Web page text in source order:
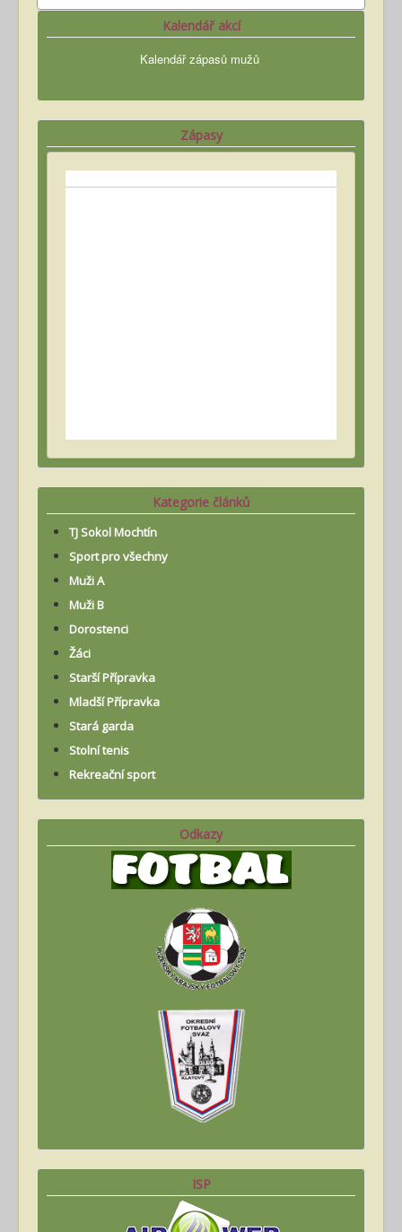
Kalendář akcí
Kalendář zápasů mužů
Zápasy
Kategorie článků
TJ Sokol Mochtín
Sport pro všechny
Muži A
Muži B
Dorostenci
Žáci
Starší Přípravka
Mladší Přípravka
Stará garda
Stolní tenis
Rekreační sport
Odkazy
ISP